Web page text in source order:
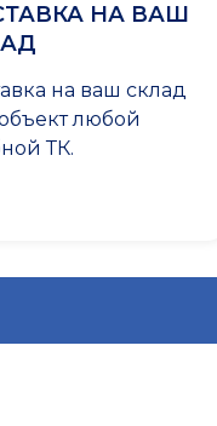
НА ВАШ
на ваш склад
любой
ТК.